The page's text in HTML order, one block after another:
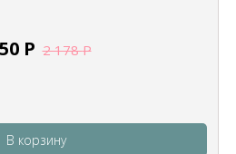
Р 2 178Р
В корзину